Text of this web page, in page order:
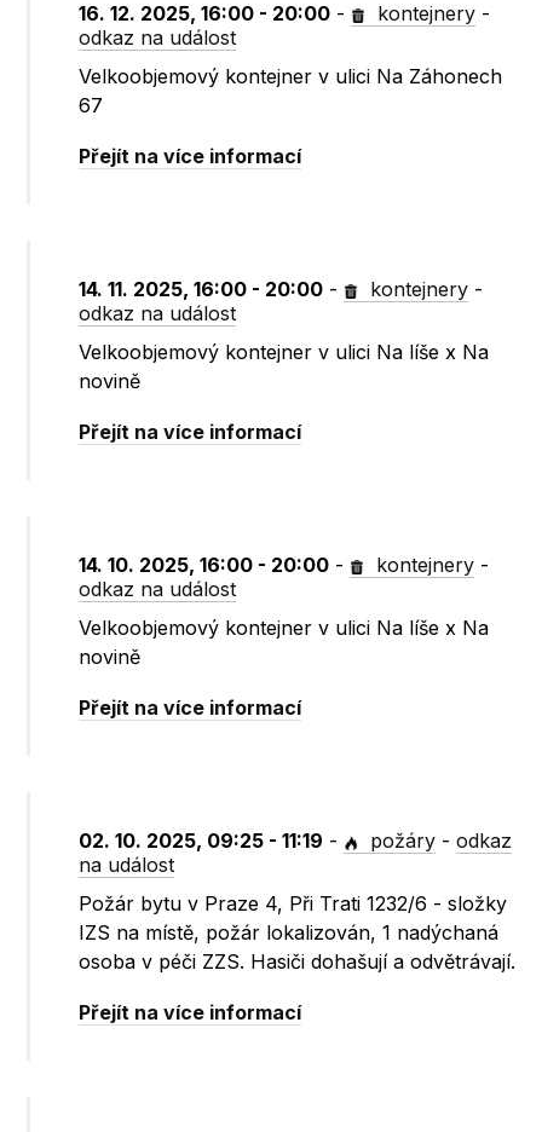
16. 12. 2025, 16:00 - 20:00 - kontejnery -
odkaz na událost
Velkoobjemový kontejner v ulici Na Záhonech
67
Přejít na více informací
14. 11. 2025, 16:00 - 20:00 - kontejnery -
odkaz na událost
Velkoobjemový kontejner v ulici Na líše x Na
novině
Přejít na více informací
14. 10. 2025, 16:00 - 20:00 - kontejnery -
odkaz na událost
Velkoobjemový kontejner v ulici Na líše x Na
novině
Přejít na více informací
02. 10. 2025, 09:25 - 11:19 - požáry -odkaz
na událost
Požár bytu v Praze 4, Při Trati 1232/6 - složky
IZS na místě, požár lokalizován, 1 nadýchaná
osoba v péči ZZS. Hasiči dohašují a odvětrávají.
Přejít na více informací